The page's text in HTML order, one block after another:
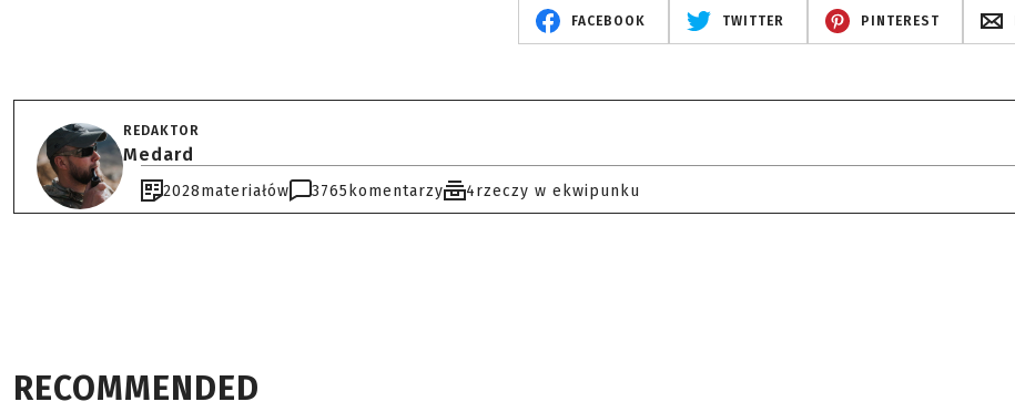
FACEBOOK TWITTER PINTEREST
REDAKTOR
Medard
2028materiałów 3765 komentarzy 4rzeczy w ekwipunku
RECOMMENDED